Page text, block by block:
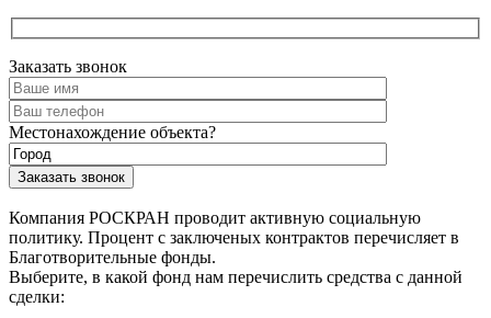
Заказать звонок
Местонахождение объекта?
Компания РОСКРАН проводит активную социальную
политику. Процент с заключеных контрактов перечисляет в
Благотворительные фонды.
Выберите, в какой фонд нам перечислить средства с данной
сделки: